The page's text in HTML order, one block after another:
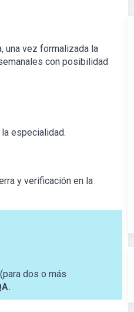
una vez formalizada la
con posibilidad
especialidad.
y verificación en la
dos o más